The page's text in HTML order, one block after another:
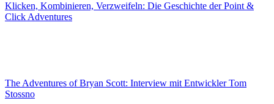
Klicken, Kombinieren, Verzweifeln: Die Geschichte der Point &
Click Adventures
The Adventures of Bryan Scott: Interview mit Entwickler Tom
Stossno